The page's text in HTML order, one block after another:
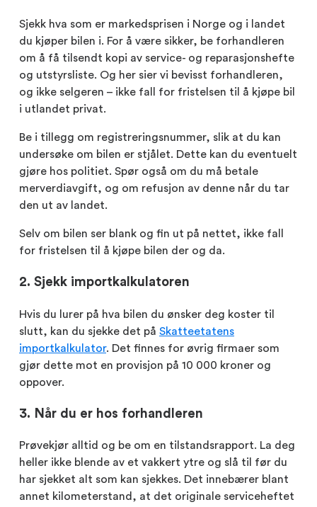
Sjekk hva som er markedsprisen i Norge og i landet
du kjøper bilen i. For å være sikker, be forhandleren
om å få tilsendt kopi av service- og reparasjonshefte
og utstyrsliste. Og her sier vi bevisst forhandleren,
og ikke selgeren – ikke fall for fristelsen til å kjøpe bil
i utlandet privat.
Be i tillegg om registreringsnummer, slik at du kan
undersøke om bilen er stjålet. Dette kan du eventuelt
gjøre hos politiet. Spør også om du må betale
merverdiavgift, og om refusjon av denne når du tar
den ut av landet.
Selv om bilen ser blank og fin ut på nettet, ikke fall
for fristelsen til å kjøpe bilen der og da.
2. Sjekk importkalkulatoren
Hvis du lurer på hva bilen du ønsker deg koster til
slutt, kan du sjekke det på Skatteetatens
importkalkulator. Det finnes for øvrig firmaer som
gjør dette mot en provisjon på 10 000 kroner og
oppover.
3. Når du er hos forhandleren
Prøvekjør alltid og be om en tilstandsrapport. La deg
heller ikke blende av et vakkert ytre og slå til før du
har sjekket alt som kan sjekkes. Det innebærer blant
annet kilometerstand, at det originale serviceheftet